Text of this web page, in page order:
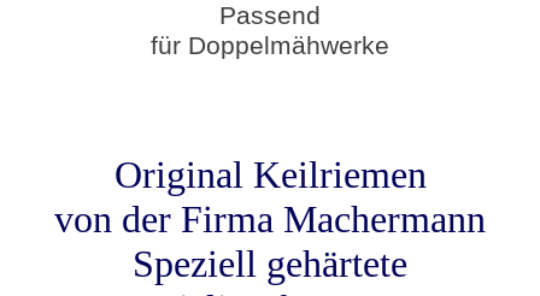
Passend
für Doppelmähwerke
Original Keilriemen
von der Firma Machermann
Speziell gehärtete